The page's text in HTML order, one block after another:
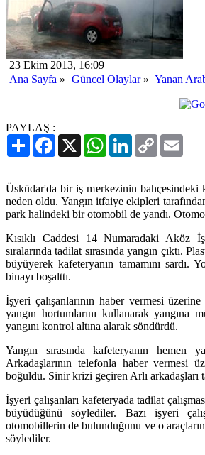
23 Ekim 2013, 16:09
Ana Sayfa » Güncel Olaylar» Yanan
PAYLAŞ :
PaylaşFacebook
X WhatsAppLinkedIn
Copy
Link
Üsküdar'da bir iş merkezinin bahçesindeki
neden oldu. Yangın itfaiye ekipleri
park halindeki bir otomobil de yandı.
Kısıklı Caddesi 14 Numaradaki Aköz
sıralarında tadilat sırasında yangın çıktı.
büyüyerek kafeteryanın tamamını sardı.
binayı boşalttı.
İşyeri çalışanlarının haber vermesi
yangın hortumlarını kullanarak
yangını kontrol altına alarak söndürdü.
Yangın sırasında kafeteryanın
Arkadaşlarının telefonla haber vermesi
boğuldu. Sinir krizi geçiren Arlı arkadaşları
İşyeri çalışanları kafeteryada tadilat
büyüdüğünü söylediler. Bazı işyeri
otomobillerin de bulunduğunu ve o araçların
söylediler.